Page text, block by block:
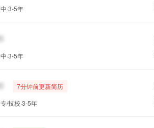
·3-5年
·3-5年
7分钟前更新简历
专/技校·3-5年